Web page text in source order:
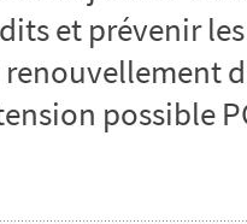
et prévenir
renouvellement
possible